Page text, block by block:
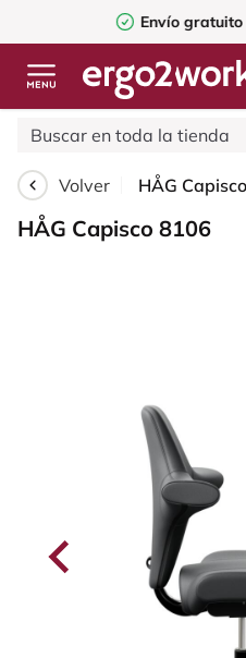
Envío gratuito
Volver
HÅG Capisco 8106